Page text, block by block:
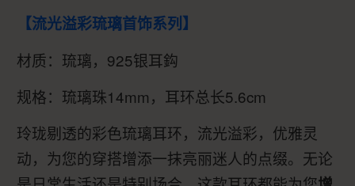
【流光溢彩琉璃首饰系列】
材质：琉璃，925银耳鈎
规格：琉璃珠14mm，耳环总长5.6cm
玲珑剔透的彩色琉璃耳环，流光溢彩，优雅灵
动，为您的穿搭增添一抹亮丽迷人的点缀。无论